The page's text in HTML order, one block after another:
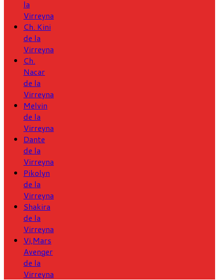
la
Virreyna
Ch. Kini
de la
Virreyna
Ch.
Nacar
de la
Virreyna
Melvin
de la
Virreyna
Dante
de la
Virreyna
Pikolyn
de la
Virreyna
Shakira
de la
Virreyna
Vi,Mars
Avenger
de la
Virreyna